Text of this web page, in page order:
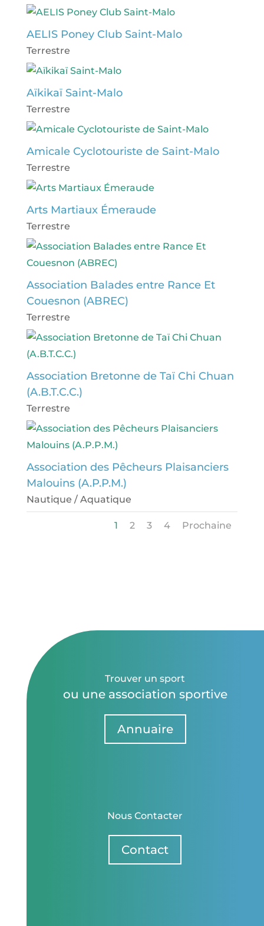
AELIS Poney Club Saint-Malo
Terrestre
Aïkikaï Saint-Malo
Terrestre
Amicale Cyclotouriste de Saint-Malo
Terrestre
Arts Martiaux Émeraude
Terrestre
Association Balades entre Rance Et
Couesnon (ABREC)
Terrestre
Association Bretonne de Taï Chi Chuan
(A.B.T.C.C.)
Terrestre
Association des Pêcheurs Plaisanciers
Malouins (A.P.P.M.)
Nautique / Aquatique
1 2 3 4 Prochaine
Trouver un sport
ou une association sportive
Annuaire
Nous Contacter
Contact